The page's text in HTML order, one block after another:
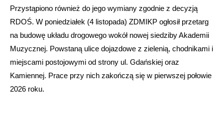
Przystąpiono również do jego wymiany zgodnie z decyzją
RDOŚ. W poniedziałek (4 listopada) ZDMIKP ogłosił przetarg
na budowę układu drogowego wokół nowej siedziby Akademii
Muzycznej. Powstaną ulice dojazdowe z zielenią, chodnikami i
miejscami postojowymi od strony ul. Gdańskiej oraz
Kamiennej. Prace przy nich zakończą się w pierwszej połowie
2026 roku.